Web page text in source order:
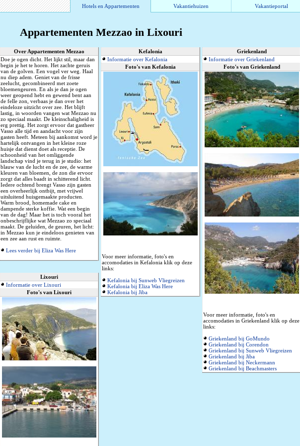
Hotels en Appartementen Vakantiehuizen Vakantieportal
Appartementen Mezzao in Lixouri
Over Appartementen Mezzao
Doe je ogen dicht. Het lijkt stil, maar dan
begin je het te horen. Het zachte geruis
van de golven. Een vogel ver weg. Haal
nu diep adem. Geniet van de frisse
zeelucht, gecombineerd met zoete
bloemengeuren. En als je dan je ogen
weer geopend hebt en gewend bent aan
de felle zon, verbaas je dan over het
eindeloze uitzicht over zee. Het blijft
lastig, in woorden vangen wat Mezzao nu
zo speciaal maakt. De kleinschaligheid is
erg prettig. Het zorgt ervoor dat gastheer
Vasso alle tijd en aandacht voor zijn
gasten heeft. Meteen bij aankomst word je
hartelijk ontvangen in het kleine roze
huisje dat dienst doet als receptie. De
schoonheid van het omliggende
landschap vind je terug in je studio: het
blauw van de lucht en de zee, de warme
kleuren van bloemen, de zon die ervoor
zorgt dat alles baadt in schitterend licht.
Iedere ochtend brengt Vasso zijn gasten
een overheerlijk ontbijt, met vrijwel
uitsluitend huisgemaakte producten.
Warm brood, homemade cake en
dampende sterke koffie. Wat een begin
van de dag! Maar het is toch vooral het
onbeschrijflijke wat Mezzao zo speciaal
maakt. De geluiden, de geuren, het licht:
in Mezzao kun je eindeloos genieten van
een zee aan rust en ruimte.
Lees verder bij Eliza Was Here
Lixouri
Informatie over Lixouri
Foto's van Lixouri
Kefalonia
Informatie over Kefalonia
Foto's van Kefalonia
Voor meer informatie, foto's en
accomodaties in Kefalonia klik op deze
links:
Kefalonia bij Sunweb Vliegreizen
Kefalonia bij Eliza Was Here
Kefalonia bij Jiba
Griekenland
Informatie over Griekenland
Foto's van Griekenland
Voor meer informatie, foto's en
accomodaties in Griekenland klik op deze
links:
Griekenland bij GoMundo
Griekenland bij Corendon
Griekenland bij Sunweb Vliegreizen
Griekenland bij Jiba
Griekenland bij Neckermann
Griekenland bij Beachmasters